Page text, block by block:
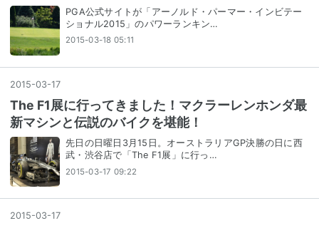
PGA公式サイトが「アーノルド・パーマー・インビテー
ショナル2015」のパワーランキン…
2015-03-18 05:11
2015-03-17
The F1展に行ってきました！マクラーレンホンダ最
新マシンと伝説のバイクを堪能！
先日の日曜日3月15日。オーストラリアGP決勝の日に西
武・渋谷店で「The F1展」に行っ…
2015-03-17 09:22
2015-03-17